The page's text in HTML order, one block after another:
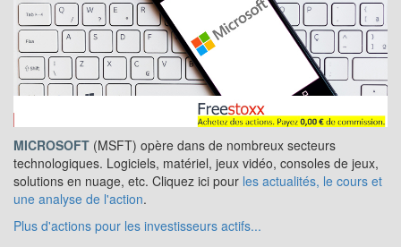
MICROSOFT (MSFT) opère dans de nombreux secteurs
technologiques. Logiciels, matériel, jeux vidéo, consoles de jeux,
solutions en nuage, etc. Cliquez ici pour les actualités, le cours et
une analyse de l'action.
Plus d'actions pour les investisseurs actifs...